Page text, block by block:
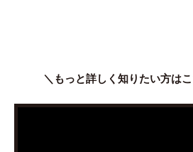
＼もっと詳しく知りたい方は